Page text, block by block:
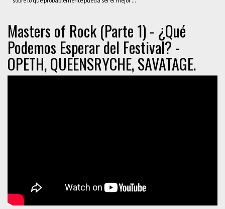
Masters of Rock (Parte 1) - ¿Qué
Podemos Esperar del Festival? -
OPETH, QUEENSRYCHE, SAVATAGE.